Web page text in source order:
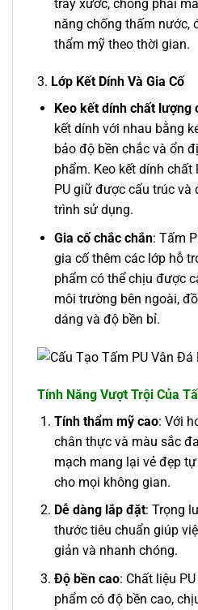
trầy xước, chống phai
năng chống thấm nước,
thẩm mỹ theo thời gian.
3. Lớp Kết Dính Và Gia Cố
Keo kết dính chất lượng
kết dính với nhau bằng
bảo độ bền chắc và ổn
phẩm. Keo kết dính
PU giữ được cấu trúc và
trình sử dụng.
Gia cố chắc chắn: Tấm
gia cố thêm các lớp hỗ
phẩm có thể chịu được
môi trường bên ngoài,
dáng và độ bền bỉ.
Tính Năng Vượt Trội Của
Tính thẩm mỹ cao: Với
chân thực và màu sắc
mạch mang lại vẻ đẹp
cho mọi không gian.
Dễ dàng lắp đặt: Trọng
thước tiêu chuẩn giúp
giản và nhanh chóng.
Độ bền cao: Chất liệu
phẩm có độ bền cao,